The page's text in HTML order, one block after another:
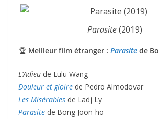
Parasite(2019)
🏆 Meilleur film étranger : Parasite de
L’Adieu de Lulu Wang
Douleur et gloire de Pedro Almodovar
Les Misérables de Ladj Ly
Parasite de Bong Joon-ho